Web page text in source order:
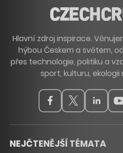
Hlavní zdroj inspirace.
hýbou Českem a světem,
přes technologie, politiku a
sport, kulturu,
NEJČTENĚJŠÍ TÉMATA